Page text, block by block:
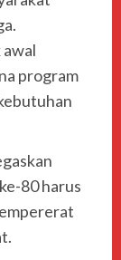
program
80 harus